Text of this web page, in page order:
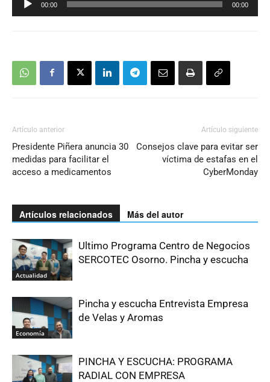
Reproductor
00:00 00:00
Artículo anterior
Presidente Piñera anuncia 30
medidas para facilitar el
acceso a medicamentos
Artículo siguiente
Consejos clave para evitar ser
víctima de estafas en el
CyberMonday
Artículos relacionados Más del autor
Actualidad
Ultimo Programa Centro de Negocios
SERCOTEC Osorno. Pincha y escucha
Economía
Pincha y escucha Entrevista Empresa
de Velas y Aromas
PINCHA Y ESCUCHA: PROGRAMA
RADIAL CON EMPRESA